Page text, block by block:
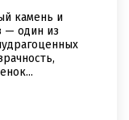
камень и
— один из